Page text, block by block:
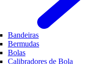
Bandeiras
Bermudas
Bolas
Calibradores de Bola